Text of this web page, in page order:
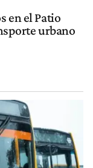
en el Patio
urbano